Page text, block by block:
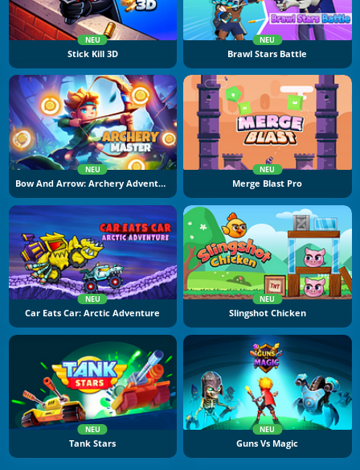
NEU
Stick Kill 3D
NEU
Brawl Stars Battle
NEU
Bow And Arrow: Archery Adventure
NEU
Merge Blast Pro
NEU
Car Eats Car: Arctic Adventure
NEU
Slingshot Chicken
NEU
Tank Stars
NEU
Guns Vs Magic